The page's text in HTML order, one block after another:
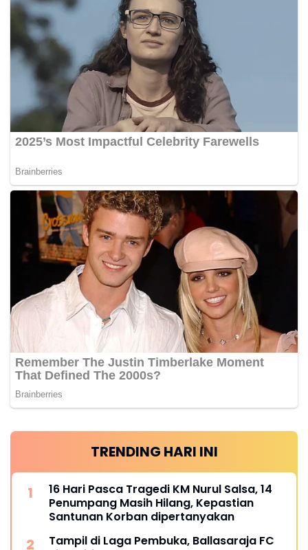
TRENDING HARI INI
16 Hari Pasca Tragedi KM Nurul Salsa, 14
Penumpang Masih Hilang, Kepastian
Santunan Korban dipertanyakan
Tampil di Laga Pembuka, Ballasaraja FC